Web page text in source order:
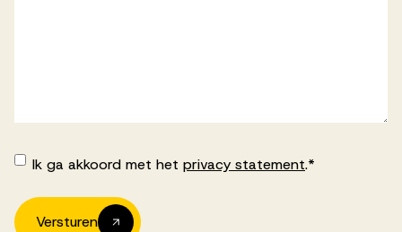
Akkoord
Algemene
voorwaarden*
Ik ga akkoord met het privacy statement.*
Versturen